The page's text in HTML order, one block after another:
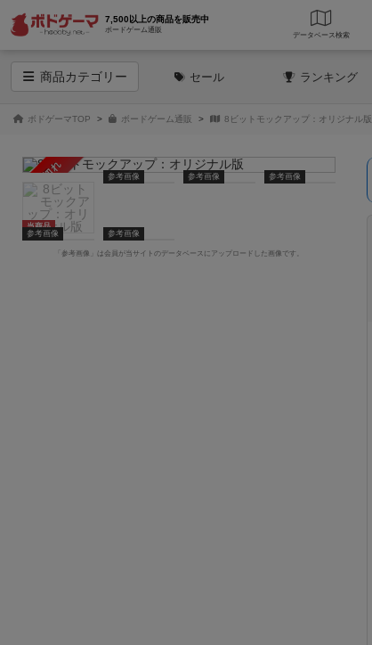
7,500以上の商品を販売中
ボードゲーム通販
データベース
商品カテゴリー セール ランキング
ボドゲーマTOP ボードゲーム通販 8ビットモックアップ：オリジナル版
売り切れ
当商品
参考画像 参考画像 参考画像
参考画像 参考画像
「参考画像」は会員が当サイトのデータベースにアップロードした画像です。